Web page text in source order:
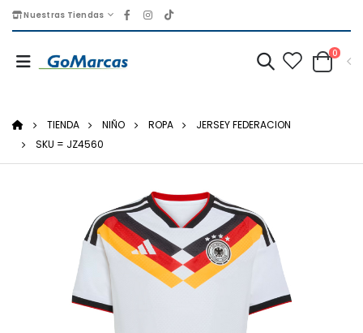
Nuestras Tiendas
0
TIENDA NIÑO ROPA
JERSEY FEDERACION
SKU = JZ4560